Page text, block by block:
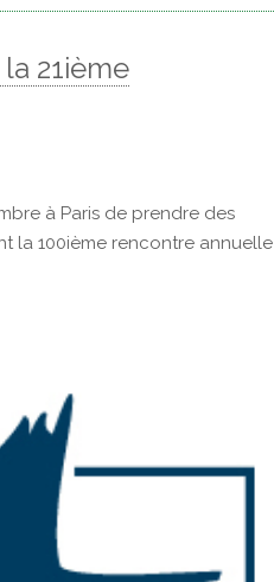
21ième
à Paris de prendre des
la 100ième rencontre annuelle